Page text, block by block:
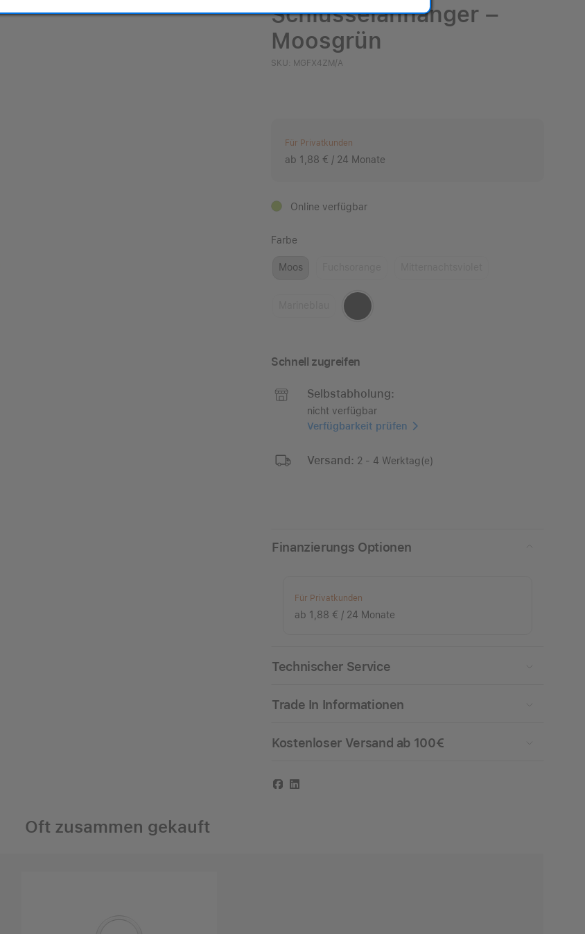
Schlüsselanhänger –
Moosgrün
SKU: MGFX4ZM/A
Für Privatkunden
ab 1,88 € / 24 Monate
Online verfügbar
Farbe
Moos
Schnell zugreifen
Selbstabholung:
nicht verfügbar
Verfügbarkeit prüfen
Versand: 2 - 4 Werktag(e)
Finanzierungs Optionen
Für Privatkunden
ab 1,88 € / 24 Monate
Technischer Service
Trade In Informationen
Kostenloser Versand ab 100€
Facebook
LinkedIn
Oft zusammen gekauft